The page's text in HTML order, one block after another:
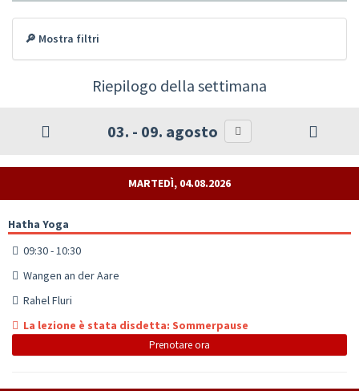
🔎 Mostra filtri
Riepilogo della settimana
03. - 09. agosto
MARTEDÌ, 04.08.2026
Hatha Yoga
09:30 - 10:30
Wangen an der Aare
Rahel Fluri
La lezione è stata disdetta: Sommerpause
Prenotare ora